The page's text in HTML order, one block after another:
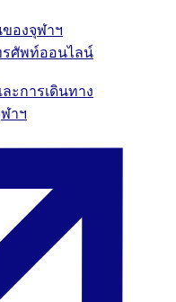
องจุฬาฯ
ศัพท์ออนไลน์
ะการเดินทาง
าฯ